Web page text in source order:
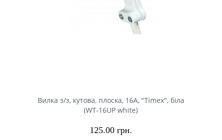
Вилка з/з, кутова, плоска, 16А, "Timex", біла
(WT-16UP white)
125.00 грн.